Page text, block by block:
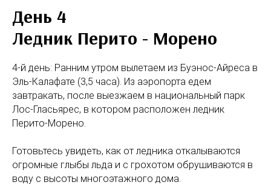
День 4
Ледник Перито - Морено
4-й день: Ранним утром вылетаем из Буэнос-Айреса в
Эль-Калафате (3,5 часа). Из аэропорта едем
завтракать, после выезжаем в национальный парк
Лос-Гласьярес, в котором расположен ледник
Перито-Морено.
Готовьтесь увидеть, как от ледника откалываются
огромные глыбы льда и с грохотом обрушиваются в
воду с высоты многоэтажного дома.